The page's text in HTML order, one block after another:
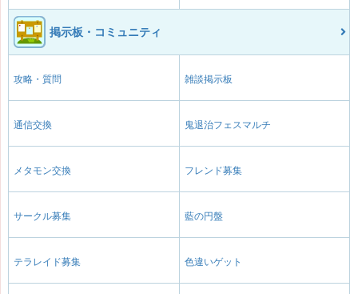
掲示板・コミュニティ
攻略・質問 雑談掲示板
通信交換 鬼退治フェスマルチ
メタモン交換 フレンド募集
サークル募集 藍の円盤
テラレイド募集 色違いゲット